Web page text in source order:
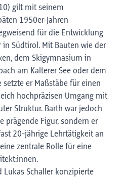
gilt mit seinem
1950er-Jahren
für die Entwicklung
Südtirol. Mit Bauten wie der
dem Skigymnasium in
am Kalterer See oder dem
er Maßstäbe für einen
hochpräzisen Umgang mit
Struktur. Barth war jedoch
prägende Figur, sondern er
20-jährige Lehrtätigkeit an
zentrale Rolle für eine
Lukas Schaller konzipierte